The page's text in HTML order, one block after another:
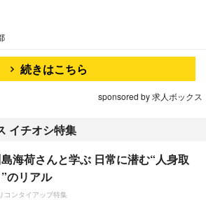
続きはこちら
sponsored by 求人ボックス
イチオシ特集
島海荷さんと学ぶ 日常に潜む“人身取
のリアル
コンタイアップ特集